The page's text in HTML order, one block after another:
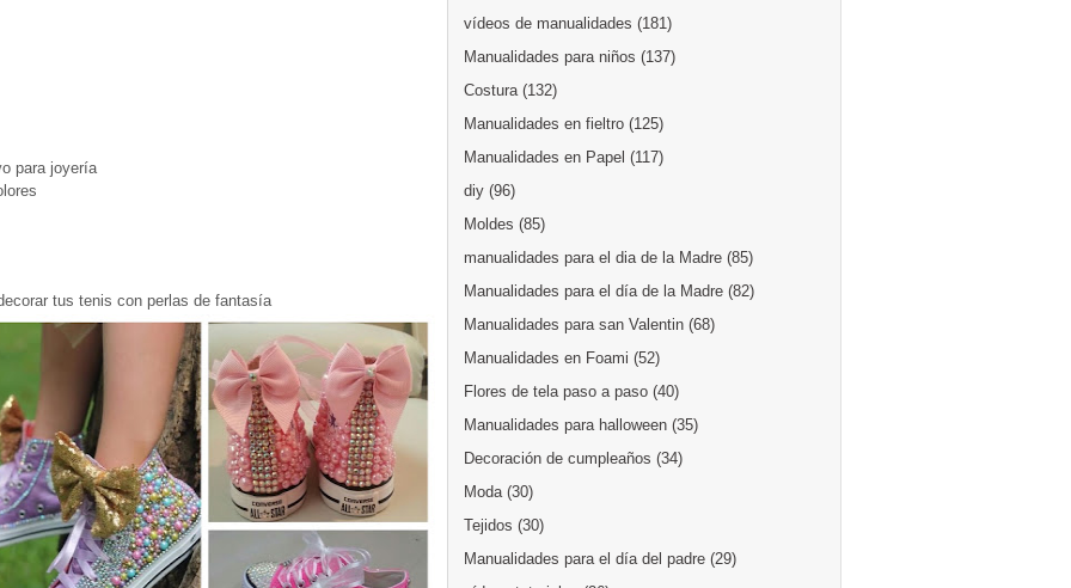
para joyería
tus tenis con perlas de fantasía
vídeos de manualidades (181)
Manualidades para niños (137)
Costura (132)
Manualidades en fieltro (125)
Manualidades en Papel (117)
diy (96)
Moldes (85)
manualidades para el dia de la Madre (85)
Manualidades para el día de la Madre (82)
Manualidades para san Valentin (68)
Manualidades en Foami (52)
Flores de tela paso a paso (40)
Manualidades para halloween (35)
Decoración de cumpleaños (34)
Moda (30)
Tejidos (30)
Manualidades para el día del padre (29)